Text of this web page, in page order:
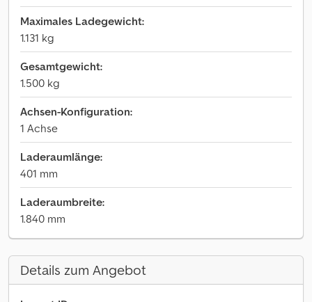
Maximales Ladegewicht:
1.131 kg
Gesamtgewicht:
1.500 kg
Achsen-Konfiguration:
1 Achse
Laderaumlänge:
401 mm
Laderaumbreite:
1.840 mm
Details zum Angebot